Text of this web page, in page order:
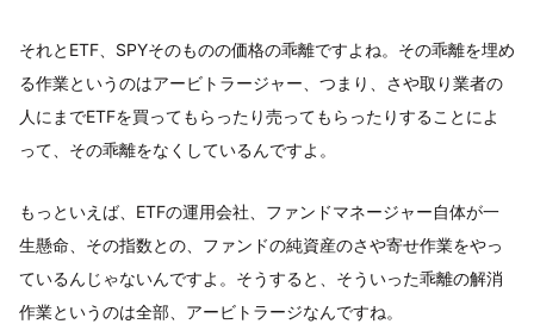
それとETF、SPYそのものの価格の乖離ですよね。その乖離を埋め
る作業というのはアービトラージャー、つまり、さや取り業者の
人にまでETFを買ってもらったり売ってもらったりすることによ
って、その乖離をなくしているんですよ。
もっといえば、ETFの運用会社、ファンドマネージャー自体が一
生懸命、その指数との、ファンドの純資産のさや寄せ作業をやっ
ているんじゃないんですよ。そうすると、そういった乖離の解消
作業というのは全部、アービトラージなんですね。